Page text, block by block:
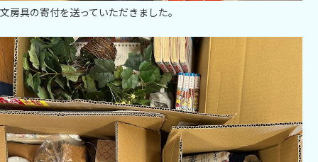
文房具の寄付を送っていただきました。